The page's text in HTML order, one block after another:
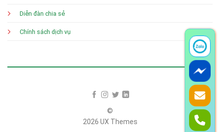
Diễn đàn chia sẻ
Chính sách dịch vụ
©
2026 UX Themes